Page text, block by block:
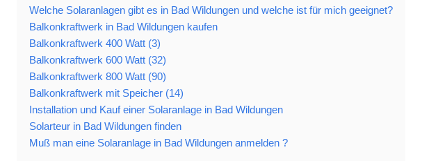
Welche Solaranlagen gibt es in Bad Wildungen und welche ist für mich geeignet?
Balkonkraftwerk in Bad Wildungen kaufen
Balkonkraftwerk 400 Watt (3)
Balkonkraftwerk 600 Watt (32)
Balkonkraftwerk 800 Watt (90)
Balkonkraftwerk mit Speicher (14)
Installation und Kauf einer Solaranlage in Bad Wildungen
Solarteur in Bad Wildungen finden
Muß man eine Solaranlage in Bad Wildungen anmelden ?